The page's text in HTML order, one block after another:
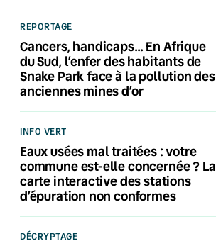
REPORTAGE
Cancers, handicaps… En Afrique
du Sud, l’enfer des habitants de
Snake Park face à la pollution des
anciennes mines d’or
INFO VERT
Eaux usées mal traitées : votre
commune est-elle concernée ? La
carte interactive des stations
d’épuration non conformes
DÉCRYPTAGE